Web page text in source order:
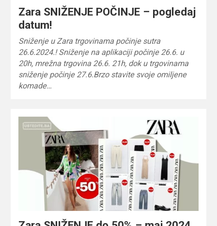
Zara SNIŽENJE POČINJE – pogledaj
datum!
Sniženje u Zara trgovinama počinje sutra
26.6.2024.! Sniženje na aplikaciji počinje 26.6. u
20h, mrežna trgovina 26.6. 21h, dok u trgovinama
sniženje počinje 27.6.Brzo stavite svoje omiljene
komade…